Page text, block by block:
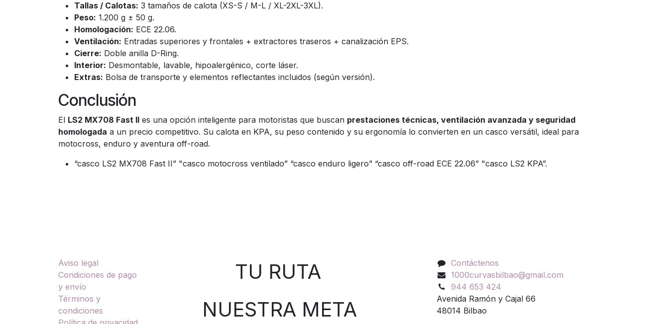
Tallas / Calotas: 3 tamaños de calota (XS-S / M-L / XL-2XL-3XL).
Peso: 1.200 g ± 50 g.
Homologación: ECE 22.06.
Ventilación: Entradas superiores y frontales + extractores traseros + canalización EPS.
Cierre: Doble anilla D-Ring.
Interior: Desmontable, lavable, hipoalergénico, corte láser.
Extras: Bolsa de transporte y elementos reflectantes incluidos (según versión).
Conclusión
El LS2 MX708 Fast II es una opción inteligente para motoristas que buscan prestaciones técnicas, ventilación avanzada y seguridad
homologada a un precio competitivo. Su calota en KPA, su peso contenido y su ergonomía lo convierten en un casco versátil, ideal para
motocross, enduro y aventura off-road.
“casco LS2 MX708 Fast II” "casco motocross ventilado” “casco enduro ligero” “casco off-road ECE 22.06” "casco LS2 KPA”.
Aviso legal
Condiciones de pago
y envío
Términos y
condiciones
TU RUTA
NUESTRA META
Contáctenos
1000curvasbilbao@gmail.com
944 653 424
Avenida Ramón y Cajal 66
48014 Bilbao